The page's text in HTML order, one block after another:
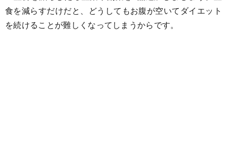
食を減らすだけだと、どうしてもお腹が空いてダイエット
を続けることが難しくなってしまうからです。